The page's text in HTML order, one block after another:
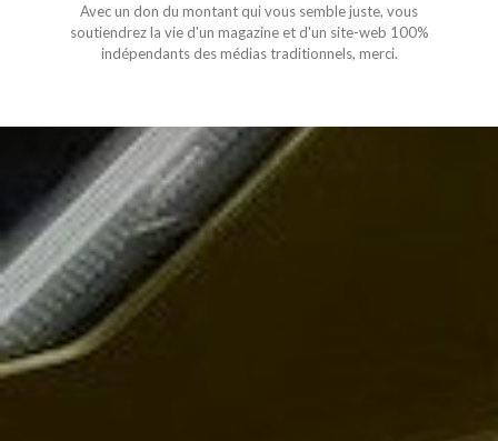
Avec un don du montant qui vous semble juste, vous
soutiendrez la vie d'un magazine et d'un site-web 100%
indépendants des médias traditionnels, merci.